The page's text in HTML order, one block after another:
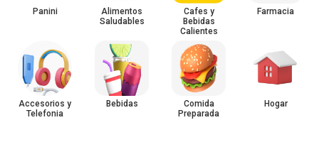
Panini
Accesorios y
Telefonia
Alimentos
Saludables
Bebidas
Cafes y
Bebidas
Calientes
Comida
Preparada
Farmacia
Hogar